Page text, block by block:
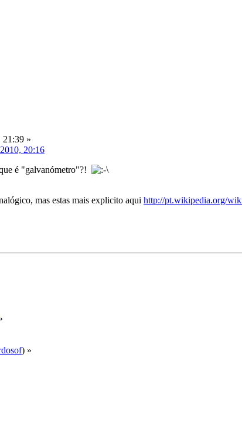
21:39 »
20:16
é "galvanómetro"?!
mas estas mais explicito aqui http://pt.wikipedia.org/
) »